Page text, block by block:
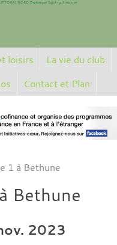
NORD Dunkerque Saint-pol sur mer
loisirs
La vie du club
Contact et Plan
1 à Bethune
Bethune
2023